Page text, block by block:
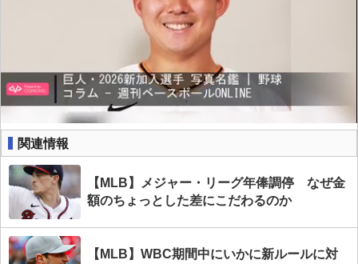
関連情報
【MLB】メジャー・リーグ年俸調停 なぜ金
額のちょっとした差にこだわるのか
【MLB】WBC期間中にいかに新ルールに対